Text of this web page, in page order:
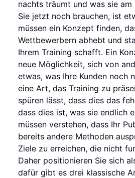
nachts träumt und was sie
Sie jetzt noch brauchen, ist
müssen ein Konzept finden,
Wettbewerbern abhebt und
Ihrem Training schafft. Ein
neue Möglichkeit, sich von
etwas, was Ihre Kunden noch
eine Art, das Training zu
spüren lässt, dass dies das
dass dies ist, was sie endlich
müssen verstehen, dass Ihr
bereits andere Methoden
Ziele zu erreichen, die nicht
Daher positionieren Sie sich
dafür gibt es drei klassische